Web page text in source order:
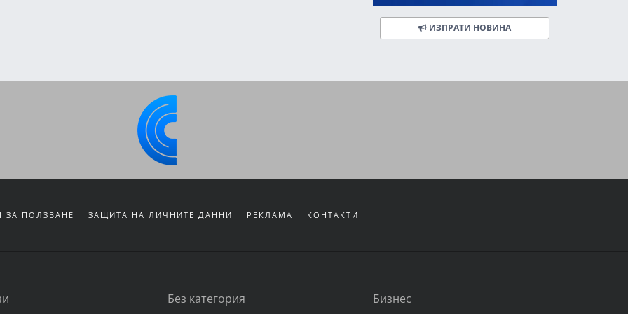
ИЗПРАТИ НОВИНА
ЗА ПОЛЗВАНЕ ЗАЩИТА НА ЛИЧНИТЕ ДАННИ РЕКЛАМА КОНТАКТИ
Без категория Бизнес